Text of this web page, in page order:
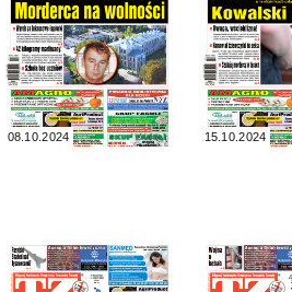
08.10.2024 15.10.2024